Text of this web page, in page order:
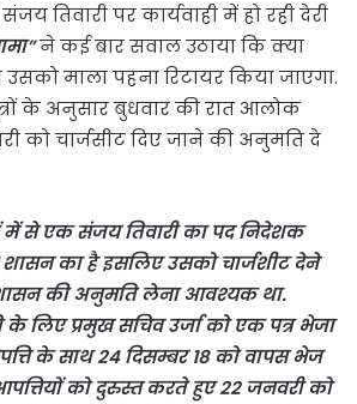
तिवारी पर कार्यवाही में हो रही देरी
ने कई बार सवाल उठाया कि क्या
माला पहना रिटायर किया जाएगा.
के अनुसार बुधवार की रात आलोक
को चार्जसीट दिए जाने की अनुमति दे
में से एक संजय तिवारी का पद निदेशक
का है इसलिए उसको चार्जशीट देने
की अनुमति लेना आवश्यक था.
के लिए प्रमुख सचिव उर्जा को एक पत्र भेजा
के साथ 24 दिसम्बर 18 को वापस भेज
को दुरुस्त करते हुए 22 जनवरी को